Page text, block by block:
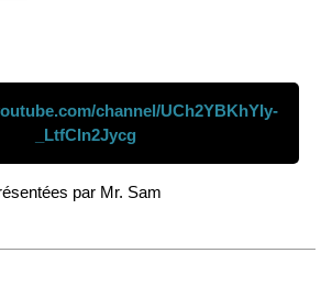
channel/UCh2YBKhYIy-
_LtfCIn2Jycg
par Mr. Sam